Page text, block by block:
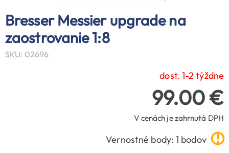
Bresser Messier upgrade na
zaostrovanie 1:8
SKU: 02696
dost. 1-2 týždne
99.00 €
V cenách je zahrnutá DPH
Vernostné body: 1 bodov